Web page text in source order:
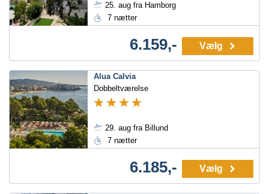
25. aug fra Hamborg
7 nætter
6.159,- Vælg
Alua Calvia
Dobbeltværelse
29. aug fra Billund
7 nætter
6.185,- Vælg